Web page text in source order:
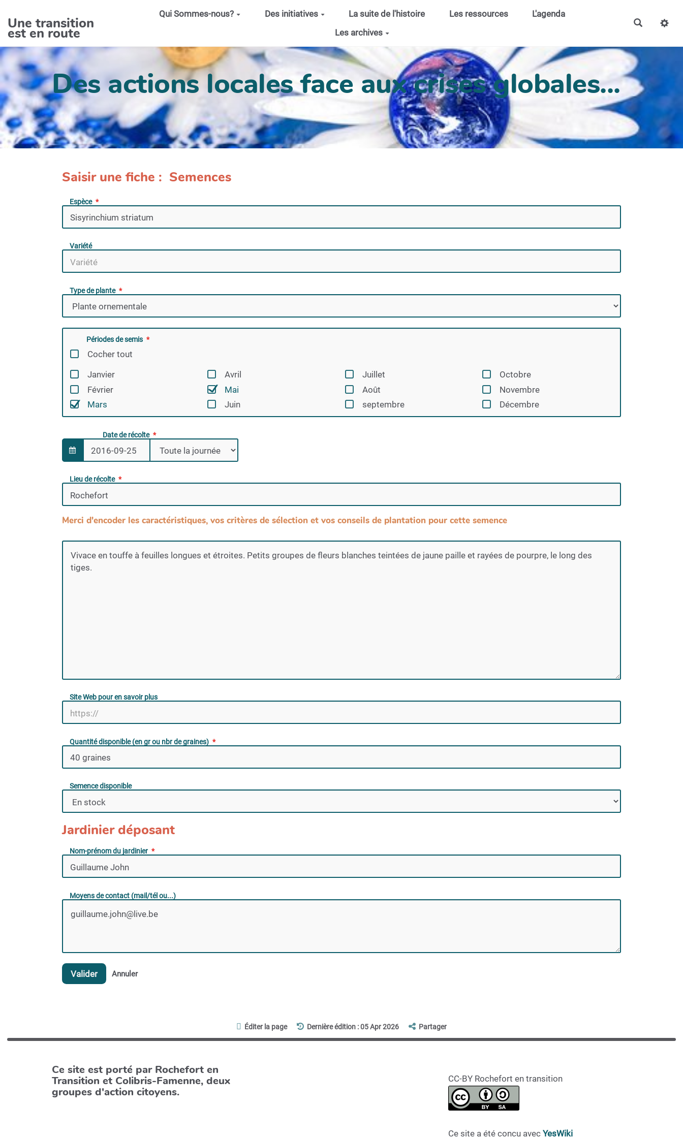
Une transition
est en route
Qui Sommes-nous? Des initiatives La suite de l'histoire Les ressources
L'agenda
Les archives
Des actions locales face aux crises globales...
Saisir une fiche : Semences
Espèce
Variété
Type de plante
Périodes de semis
Cocher tout
Janvier
Février
Mars
Avril
Mai
Juin
Juillet
Août
septembre
Octobre
Novembre
Décembre
Date de récolte
Lieu de récolte
Merci d'encoder les caractéristiques, vos critères de sélection et vos conseils de plantation pour cette semence
Site Web pour en savoir plus
Quantité disponible (en gr ou nbr de graines)
Semence disponible
Jardinier déposant
Nom-prénom du jardinier
Moyens de contact (mail/tél ou...)
Valider Annuler
Éditer la page Dernière édition : 05 Apr 2026 Partager
Ce site est porté par Rochefort en
Transition et Colibris-Famenne, deux
groupes d'action citoyens.
CC-BY Rochefort en transition
Ce site a été concu avec YesWiki